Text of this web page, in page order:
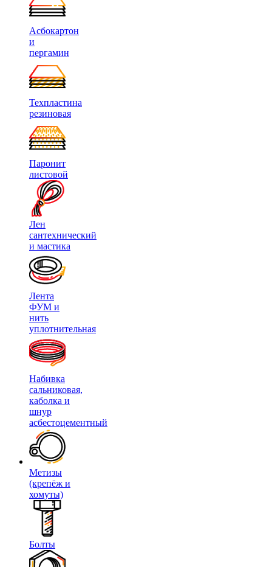
Асбокартон
и
пергамин
Техпластина
резиновая
Паронит
листовой
Лен
сантехнический
и мастика
Лента
ФУМ и
нить
уплотнительная
Набивка
сальниковая,
каболка и
шнур
асбестоцементный
Метизы
(крепёж и
хомуты)
Болты